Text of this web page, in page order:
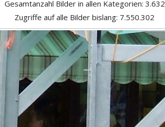
Gesamtanzahl Bilder in allen Kategorien: 3.632
Zugriffe auf alle Bilder bislang: 7.550.302